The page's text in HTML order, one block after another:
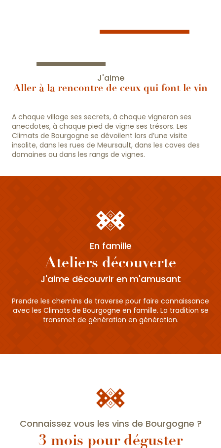
J'aime
Aller à la rencontre de ceux qui font le vin
A chaque village ses secrets, à chaque vigneron ses
anecdotes, à chaque pied de vigne ses trésors. Les
Climats de Bourgogne se dévoilent lors d’une visite
insolite, dans les rues de Meursault, dans les caves des
domaines ou dans les rangs de vignes.
En famille
Ateliers découverte
J'aime découvrir en m'amusant
Prendre les chemins de traverse pour faire connaissance
avec les Climats de Bourgogne en famille. La tradition se
transmet de génération en génération.
Connaissez vous les vins de Bourgogne ?
3 mois pour déguster